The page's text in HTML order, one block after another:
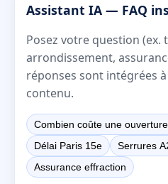
Assistant IA — FAQ
Posez votre question
arrondissement,
réponses sont intégrées
contenu.
Combien coûte une
Délai Paris 15e
Serrures
Assurance effraction